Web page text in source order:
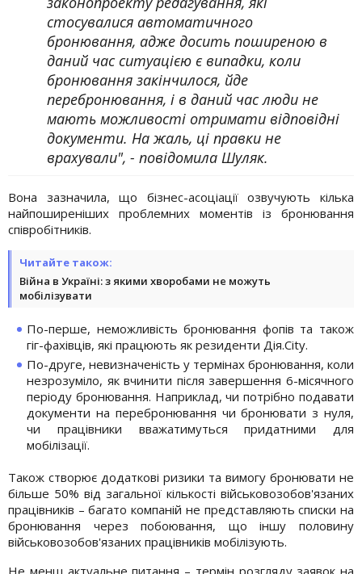
стосувалися автоматичного
бронювання, адже досить поширеною в
даний час ситуацією є випадки, коли
бронювання закінчилося, йде
перебронювання, і в даний час люди не
мають можливості отримати відповідні
документи. На жаль, ці правки не
врахували", - повідомила Шуляк.
Вона зазначила, що бізнес-асоціації озвучують кілька
найпоширеніших проблемних моментів із бронювання
співробітників.
Читайте також:
Війна в Україні: з якими хворобами не можуть
мобілізувати
По-перше, неможливість бронювання фопів та також
гіг-фахівців, які працюють як резиденти Дія.City.
По-друге, невизначеність у термінах бронювання, коли
незрозуміло, як вчинити після завершення 6-місячного
періоду бронювання. Наприклад, чи потрібно подавати
документи на перебронювання чи бронювати з нуля,
чи працівники вважатимуться придатними для
мобілізації.
Також створює додаткові ризики та вимогу бронювати не
більше 50% від загальної кількості військовозобов'язаних
працівників – багато компаній не представляють списки на
бронювання через побоювання, що іншу половину
військовозобов'язаних працівників мобілізують.
Не менш актуальне питання – термін розгляду заявок на